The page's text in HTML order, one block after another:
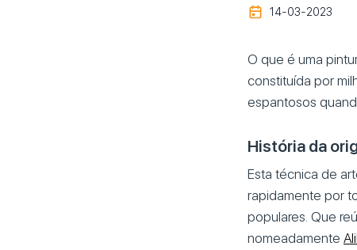
14-03-2023
O que é uma
constituída por
espantosos
História da
Esta técnica de
rapidamente por
populares. Que
nomeadamente